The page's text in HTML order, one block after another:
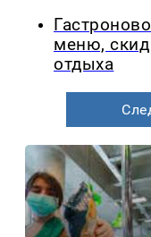
меню,
отдыха